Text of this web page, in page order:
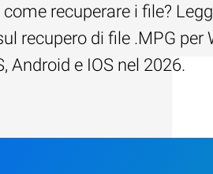
come recuperare i file?
recupero di file .MPG per
Android e IOS nel 2026.